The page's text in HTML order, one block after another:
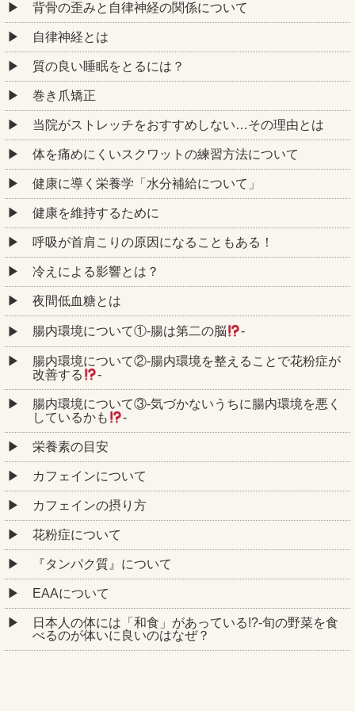
背骨の歪みと自律神経の関係について
自律神経とは
質の良い睡眠をとるには？
巻き爪矯正
当院がストレッチをおすすめしない…その理由とは
体を痛めにくいスクワットの練習方法について
健康に導く栄養学「水分補給について」
健康を維持するために
呼吸が首肩こりの原因になることもある！
冷えによる影響とは？
夜間低血糖とは
腸内環境について①‐腸は第二の脳 ‐
腸内環境について②‐腸内環境を整えることで花粉症が
改善する
‐
腸内環境について③‐気づかないうちに腸内環境を悪く
しているかも
‐
栄養素の目安
カフェインについて
カフェインの摂り方
花粉症について
『タンパク質』について
EAAについて
日本人の体には「和食」があっている!?-旬の野菜を食
べるのが体いに良いのはなぜ？